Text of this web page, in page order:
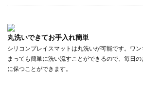
丸洗いできてお手入れ簡単
シリコンプレイスマットは丸洗いが可能です。ワ
まっても簡単に洗い流すことができるので、毎日
に保つことができます。